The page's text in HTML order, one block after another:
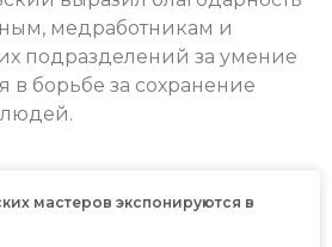
медработникам и
подразделений за умение
в борьбе за сохранение
мастеров экспонируются в